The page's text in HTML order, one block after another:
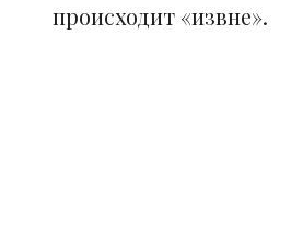
происходит «извне».